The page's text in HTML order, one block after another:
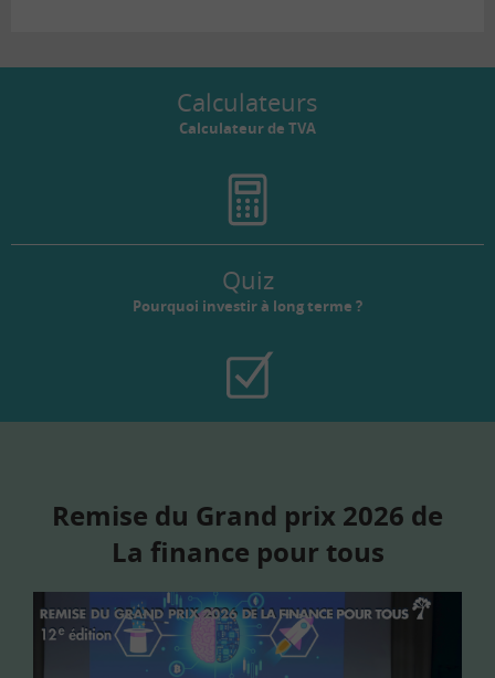
Calculateurs
Calculateur de TVA
Quiz
Pourquoi investir à long terme ?
Remise du Grand prix 2026 de
La finance pour tous